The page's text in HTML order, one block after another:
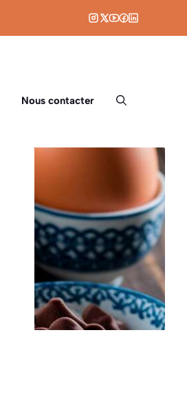
Nous contacter